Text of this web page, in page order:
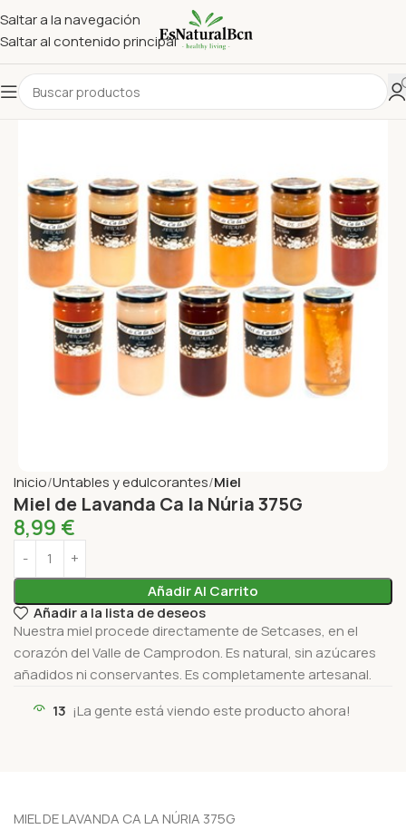
Saltar a la navegación
Saltar al contenido principal
Inicio Untables y edulcorantes Miel
Miel de Lavanda Ca la Núria 375G
8,99 €
Añadir Al Carrito
Añadir a la lista de deseos
Nuestra miel procede directamente de Setcases, en el
corazón del Valle de Camprodon. Es natural, sin azúcares
añadidos ni conservantes. Es completamente artesanal.
13 ¡La gente está viendo este producto ahora!
MIEL DE LAVANDA CA LA NÚRIA 375G